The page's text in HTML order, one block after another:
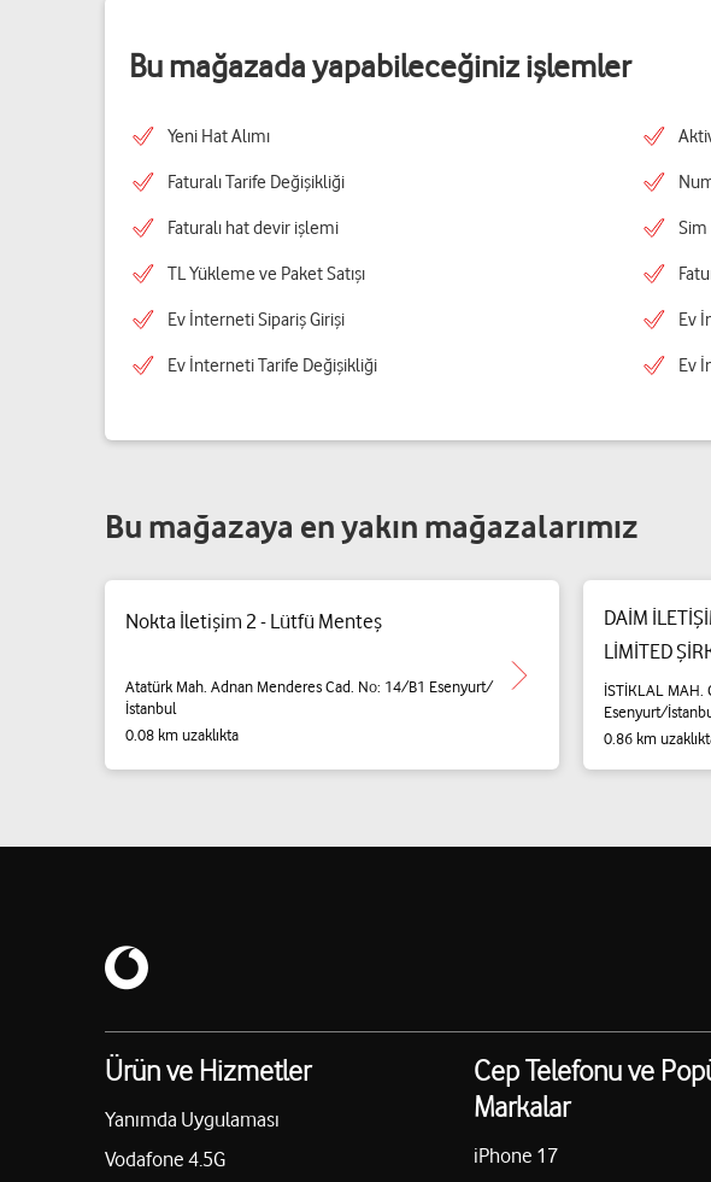
Bu mağazada yapabileceğiniz işlemler
Yeni Hat Alımı
Faturalı Tarife Değişikliği
Faturalı hat devir işlemi Sim
TL Yükleme ve Paket Satışı
Ev İnterneti Sipariş Girişi Ev
Ev İnterneti Tarife Değişikliği Ev
Bu mağazaya en yakın mağazalarımız
Nokta İletişim 2 - Lütfü Menteş
Atatürk Mah. Adnan Menderes Cad. No: 14/B1 Esenyurt/
İstanbul
0.08 km uzaklıkta
DAİM
LİMİTED
İSTİKLAL MAH.
Esenyurt/
0.86 km
Ürün ve Hizmetler
Yanımda Uygulaması
Vodafone 4.5G
Cep Telefonu ve
Markalar
iPhone 17